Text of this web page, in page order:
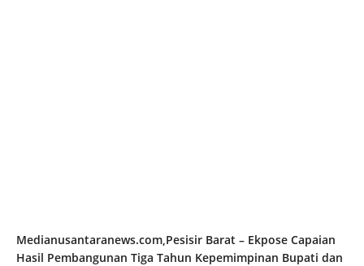
Medianusantaranews.com,Pesisir Barat – Ekpose Capaian
Hasil Pembangunan Tiga Tahun Kepemimpinan Bupati dan